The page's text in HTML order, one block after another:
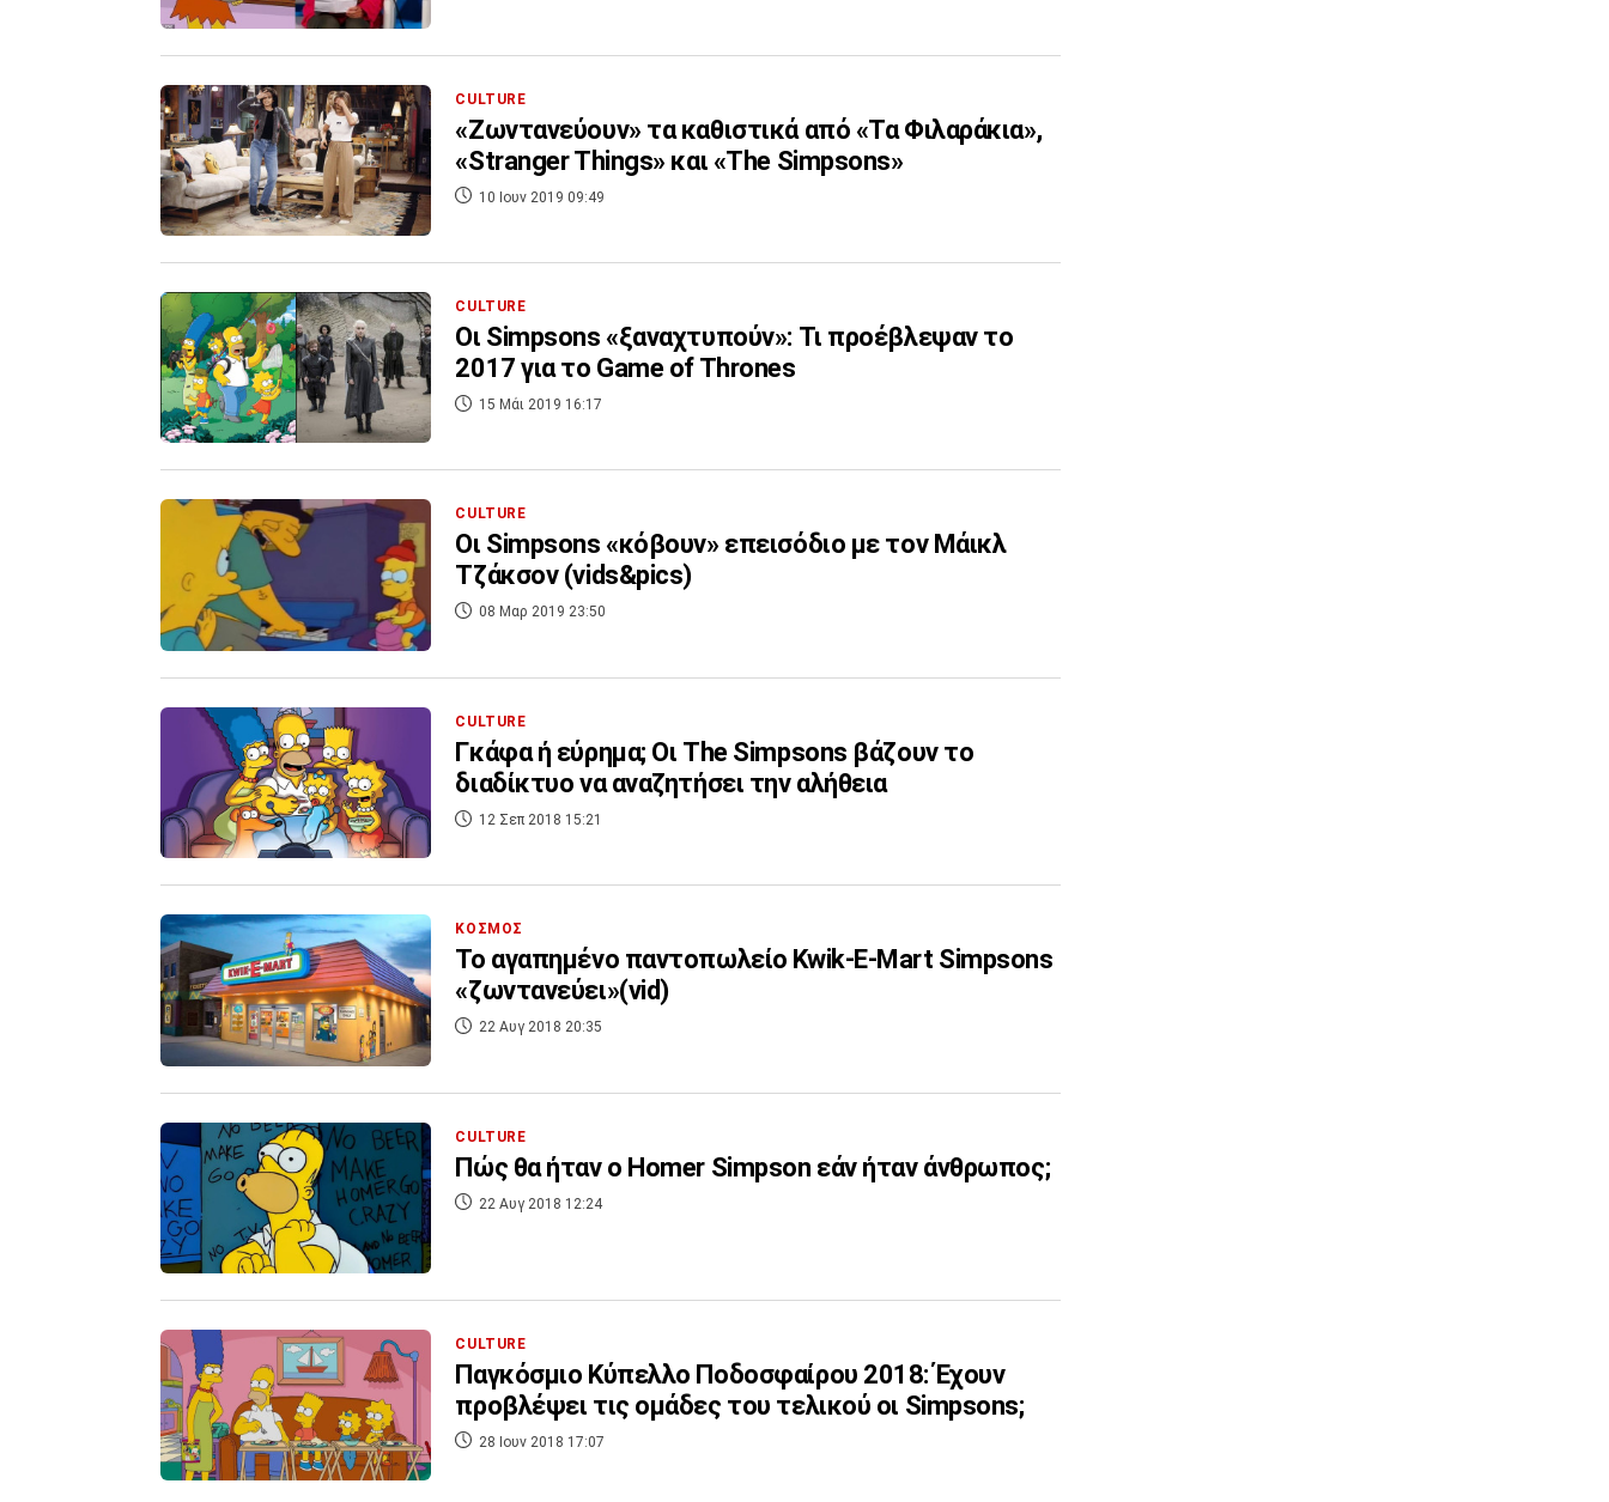
CULTURE
«Zωντανεύουν» τα καθιστικά από «Τα Φιλαράκια»,
«Stranger Things» και «The Simpsons»
10 Ιουν 2019 09:49
CULTURE
Οι Simpsons «ξαναχτυπούν»: Τι προέβλεψαν το
2017 για το Game of Thrones
15 Μάι 2019 16:17
CULTURE
Οι Simpsons «κόβουν» επεισόδιο με τον Μάικλ
Τζάκσον (vids&pics)
08 Μαρ 2019 23:50
CULTURE
Γκάφα ή εύρημα; Οι The Simpsons βάζουν το
διαδίκτυο να αναζητήσει την αλήθεια
12 Σεπ 2018 15:21
ΚΟΣΜΟΣ
Το αγαπημένο παντοπωλείο Kwik-E-Mart Simpsons
«ζωντανεύει»(vid)
22 Αυγ 2018 20:35
CULTURE
Πώς θα ήταν ο Homer Simpson εάν ήταν άνθρωπος;
22 Αυγ 2018 12:24
CULTURE
Παγκόσμιο Κύπελλο Ποδοσφαίρου 2018: Έχουν
προβλέψει τις ομάδες του τελικού οι Simpsons;
28 Ιουν 2018 17:07